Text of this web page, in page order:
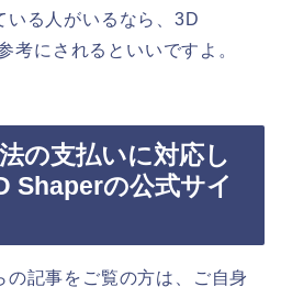
いる人がいるなら、3D
考にされるといいですよ。
の支払いに対応し
Shaperの公式サイ
の記事をご覧の方は、ご自身